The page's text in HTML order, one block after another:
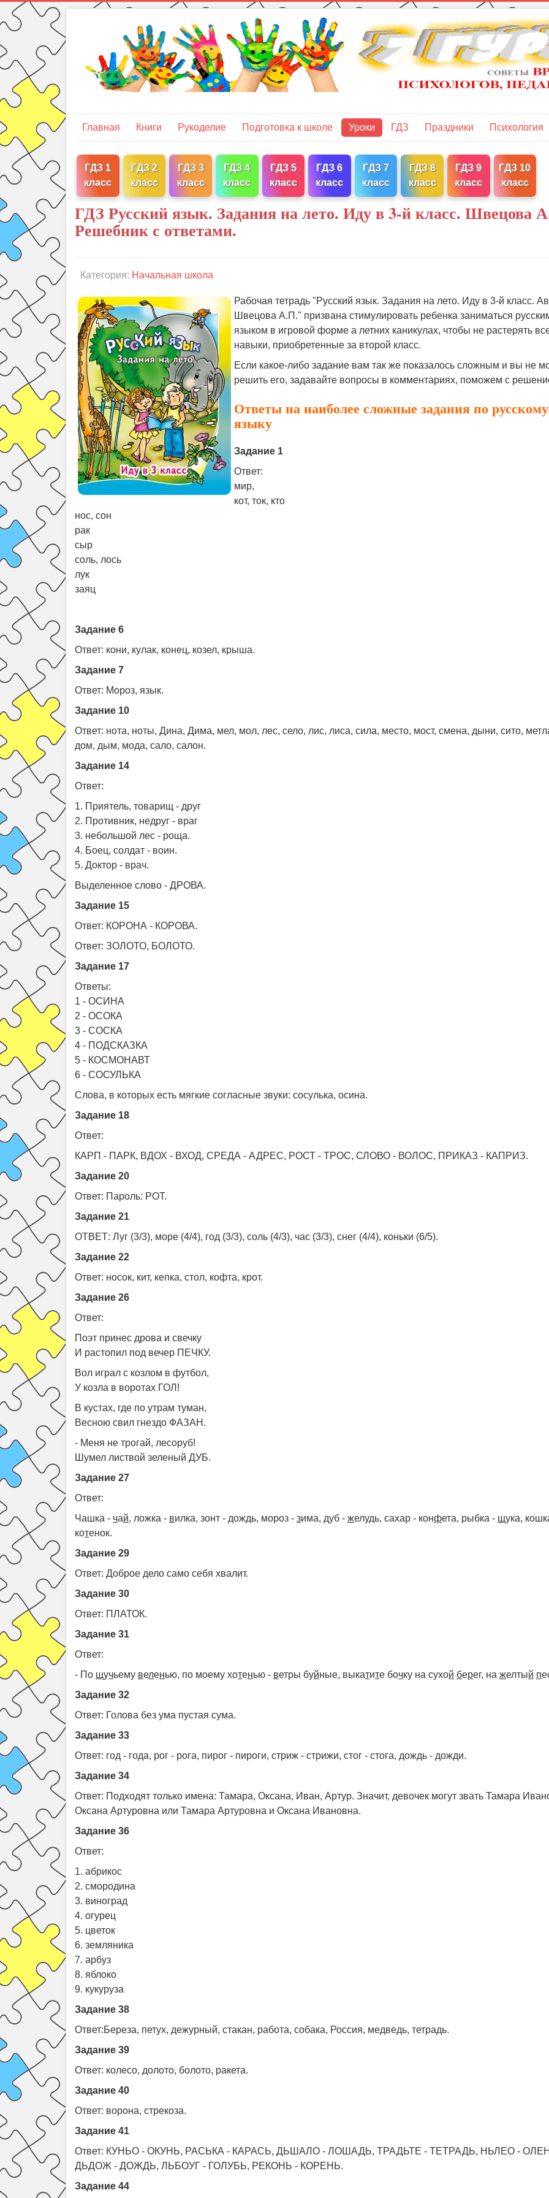
Главная Книги Рукоделие Подготовка к школе Уроки ГДЗ Праздники Психология
ГДЗ 1
класс
ГДЗ 2
класс
ГДЗ 3
класс
ГДЗ 4
класс
ГДЗ 5
класс
ГДЗ 6
класс
ГДЗ 7
класс
ГДЗ 8
класс
ГДЗ 9
класс
ГДЗ 10
класс
ГДЗ Русский язык. Задания на лето. Иду в 3-й класс. Швецова
Решебник с ответами.
Категория: Начальная школа
Рабочая тетрадь "Русский язык. Задания на лето. Иду в 3-й класс.
Швецова А.П." призвана стимулировать ребенка заниматься
языком в игровой форме а летних каникулах, чтобы не растерять
навыки, приобретенные за второй класс.
Если какое-либо задание вам так же показалось сложным и вы не
решить его, задавайте вопросы в комментариях, поможем с
Ответы на наиболее сложные задания по русскому
языку
Задание 1
Ответ:
мир,
кот, ток, кто
нос, сон
рак
сыр
соль, лось
лук
заяц
Задание 6
Ответ: кони, кулак, конец, козел, крыша.
Задание 7
Ответ: Мороз, язык.
Задание 10
Ответ: нота, ноты, Дина, Дима, мел, мол, лес, село, лис, лиса, сила, место, мост, смена, дыни, сито,
дом, дым, мода, сало, салон.
Задание 14
Ответ:
1. Приятель, товарищ - друг
2. Противник, недруг - враг
3. небольшой лес - роща.
4. Боец, солдат - воин.
5. Доктор - врач.
Выделенное слово - ДРОВА.
Задание 15
Ответ: КОРОНА - КОРОВА.
Ответ: ЗОЛОТО, БОЛОТО.
Задание 17
Ответы:
1 - ОСИНА
2 - ОСОКА
3 - СОСКА
4 - ПОДСКАЗКА
5 - КОСМОНАВТ
6 - СОСУЛЬКА
Слова, в которых есть мягкие согласные звуки: сосулька, осина.
Задание 18
Ответ:
КАРП - ПАРК, ВДОХ - ВХОД, СРЕДА - АДРЕС, РОСТ - ТРОС, СЛОВО - ВОЛОС, ПРИКАЗ - КАПРИЗ.
Задание 20
Ответ: Пароль: РОТ.
Задание 21
ОТВЕТ: Луг (3/3), море (4/4), год (3/3), соль (4/3), час (3/3), снег (4/4), коньки (6/5).
Задание 22
Ответ: носок, кит, кепка, стол, кофта, крот.
Задание 26
Ответ:
Поэт принес дрова и свечку
И растопил под вечер ПЕЧКУ.
Вол играл с козлом в футбол,
У козла в воротах ГОЛ!
В кустах, где по утрам туман,
Весною свил гнездо ФАЗАН.
- Меня не трогай, лесоруб!
Шумел листвой зеленый ДУБ.
Задание 27
Ответ:
Чашка - чай, ложка - вилка, зонт - дождь, мороз - зима, дуб - желудь, сахар - конфета, рыбка - щука,
котенок.
Задание 29
Ответ: Доброе дело само себя хвалит.
Задание 30
Ответ: ПЛАТОК.
Задание 31
Ответ:
- По щучьему веленью, по моему хотенью - ветры буйные, выкатите бочку на сухой берег, на желтый п
Задание 32
Ответ: Голова без ума пустая сума.
Задание 33
Ответ: год - года, рог - рога, пирог - пироги, стриж - стрижи, стог - стога, дождь - дожди.
Задание 34
Ответ: Подходят только имена: Тамара, Оксана, Иван, Артур. Значит, девочек могут звать Тамара
Оксана Артуровна или Тамара Артуровна и Оксана Ивановна.
Задание 36
Ответ:
1. абрикос
2. смородина
3. виноград
4. огурец
5. цветок
6. земляника
7. арбуз
8. яблоко
9. кукуруза
Задание 38
Ответ:Береза, петух, дежурный, стакан, работа, собака, Россия, медведь, тетрадь.
Задание 39
Ответ: колесо, долото, болото, ракета.
Задание 40
Ответ: ворона, стрекоза.
Задание 41
Ответ: КУНЬО - ОКУНЬ, РАСЬКА - КАРАСЬ, ДЬШАЛО - ЛОШАДЬ, ТРАДЬТЕ - ТЕТРАДЬ, НЬЛЕО -
ДЬДОЖ - ДОЖДЬ, ЛЬБОУГ - ГОЛУБЬ, РЕКОНЬ - КОРЕНЬ.
Задание 44